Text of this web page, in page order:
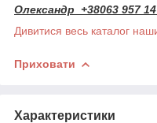
Олександр +38063 957
Дивитися весь каталог
Приховати
Характеристики